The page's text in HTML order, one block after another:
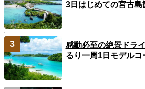
3日はじめての宮古島
感動必至の絶景ドラ
るり一周1日モデルコ